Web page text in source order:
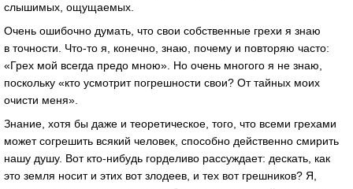
слышимых, ощущаемых.
Очень ошибочно думать, что свои собственные грехи я знаю
в точности. Что-то я, конечно, знаю, почему и повторяю часто:
«Грех мой всегда предо мною». Но очень многого я не знаю,
поскольку «кто усмотрит погрешности свои? От тайных моих
очисти меня».
Знание, хотя бы даже и теоретическое, того, что всеми грехами
может согрешить всякий человек, способно действенно смирить
нашу душу. Вот кто-нибудь горделиво рассуждает: дескать, как
это земля носит и этих вот злодеев, и тех вот грешников? Я,